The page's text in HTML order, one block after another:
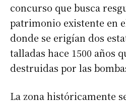
concurso que busca
patrimonio existente en
donde se erigían dos
talladas hace 1500 años
destruidas por las
La zona históricamente